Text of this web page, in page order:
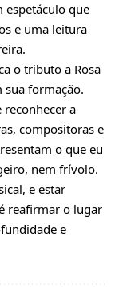
espetáculo que
e uma leitura
o tributo a Rosa
sua formação.
reconhecer a
compositoras e
o que eu
nem frívolo.
e estar
reafirmar o lugar
e